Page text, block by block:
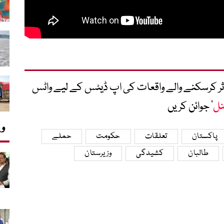
کرسکنے والے واقعات کی اپ ڈیٹس کے لیے واٹس
‘ جوائن کریں
پاکستان تعلقات حکومت
حملے
طالبان
کشیدگی وزیرستان